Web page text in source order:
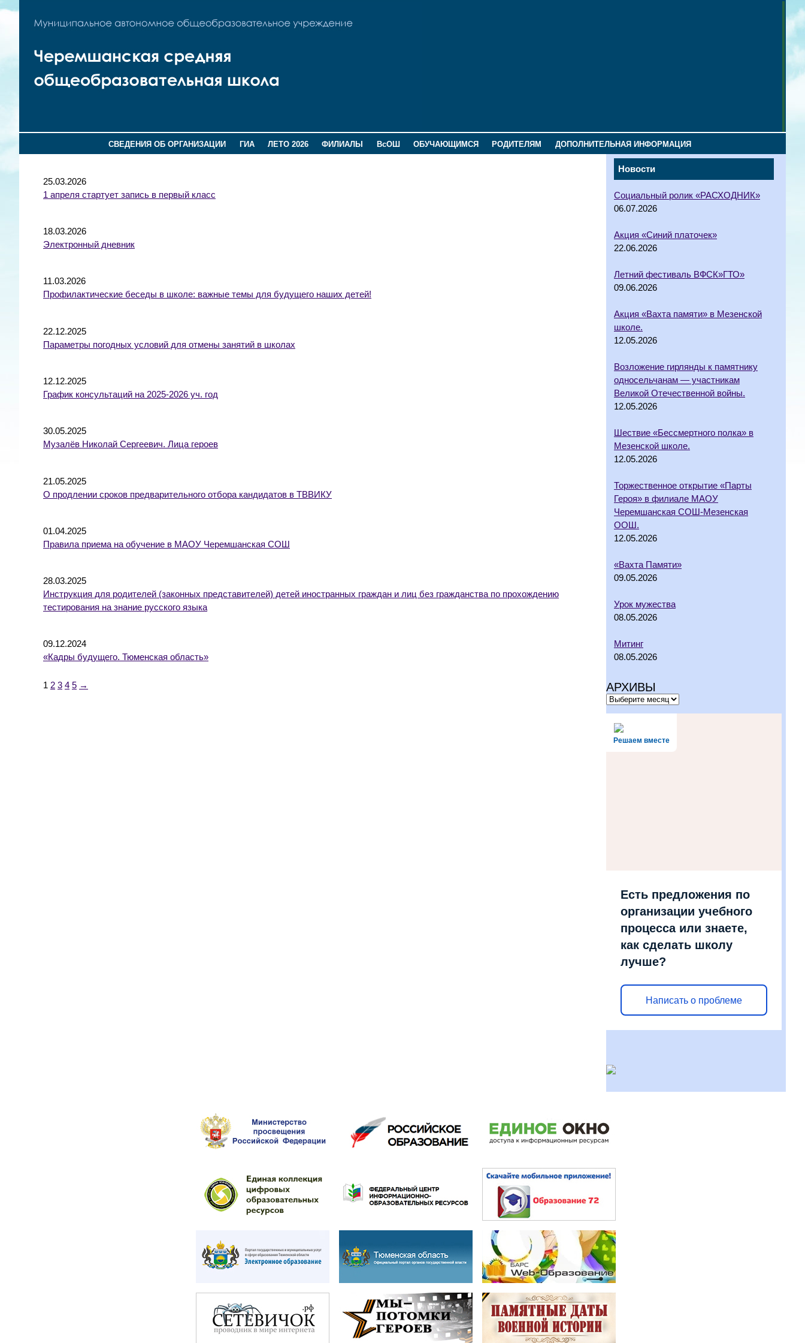
СВЕДЕНИЯ ОБ ОРГАНИЗАЦИИ ГИА ЛЕТО 2026 ФИЛИАЛЫ ВсОШ ОБУЧАЮЩИМСЯ РОДИТЕЛЯМ ДОПОЛНИТЕЛЬНАЯ ИНФОРМАЦИЯ
Новости
Социальный ролик «РАСХОДНИК»
06.07.2026
Акция «Синий платочек»
22.06.2026
Летний фестиваль ВФСК»ГТО»
09.06.2026
Акция «Вахта памяти» в Мезенской
школе.
12.05.2026
Возложение гирлянды к памятнику
односельчанам — участникам
Великой Отечественной войны.
12.05.2026
Шествие «Бессмертного полка» в
Мезенской школе.
12.05.2026
Торжественное открытие «Парты
Героя» в филиале МАОУ
Черемшанская СОШ-Мезенская
ООШ.
12.05.2026
«Вахта Памяти»
09.05.2026
Урок мужества
08.05.2026
Митинг
08.05.2026
АРХИВЫ
Решаем вместе
Есть предложения по
организации учебного
процесса или знаете,
как сделать школу
лучше?
Написать о проблеме
25.03.2026
1 апреля стартует запись в первый класс
18.03.2026
Электронный дневник
11.03.2026
Профилактические беседы в школе: важные темы для будущего наших детей!
22.12.2025
Параметры погодных условий для отмены занятий в школах
12.12.2025
График консультаций на 2025-2026 уч. год
30.05.2025
Музалёв Николай Сергеевич. Лица героев
21.05.2025
О продлении сроков предварительного отбора кандидатов в ТВВИКУ
01.04.2025
Правила приема на обучение в МАОУ Черемшанская СОШ
28.03.2025
Инструкция для родителей (законных представителей) детей иностранных граждан и лиц без гражданства по прохождению
тестирования на знание русского языка
09.12.2024
«Кадры будущего. Тюменская область»
1 2 3 4 5 →